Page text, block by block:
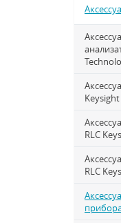
RLC
RLC